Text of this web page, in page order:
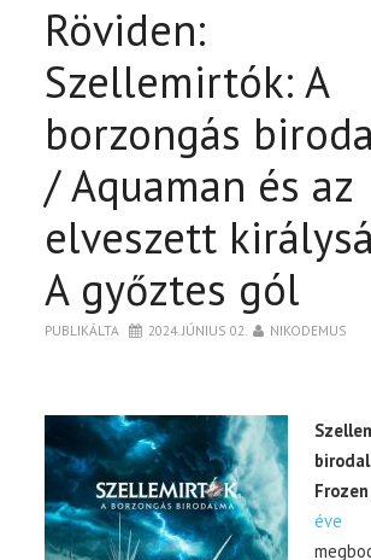
PÓLÓ RENDELÉS
Röviden:
Szellemirtók: A
borzongás
/ Aquaman és az
elveszett
A győztes gól
PUBLIKÁLTA 2024. JÚNIUS 02. NIKODEMUS